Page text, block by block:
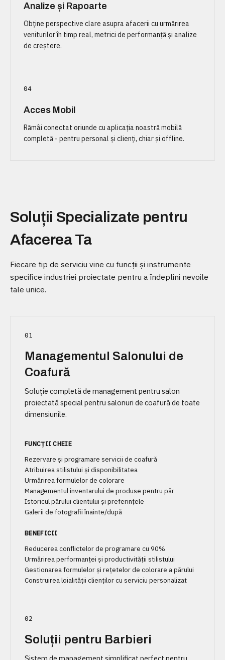
Analize și Rapoarte
Obține perspective clare asupra afacerii cu urmărirea
veniturilor în timp real, metrici de performanță și analize
de creștere.
04
Acces Mobil
Rămâi conectat oriunde cu aplicația noastră mobilă
completă - pentru personal și clienți, chiar și offline.
Soluții Specializate pentru
Afacerea Ta
Fiecare tip de serviciu vine cu funcții și instrumente
specifice industriei proiectate pentru a îndeplini nevoile
tale unice.
01
Managementul Salonului de
Coafură
Soluție completă de management pentru salon
proiectată special pentru salonuri de coafură de toate
dimensiunile.
FUNCȚII CHEIE
Rezervare și programare servicii de coafură
Atribuirea stilistului și disponibilitatea
Urmărirea formulelor de colorare
Managementul inventarului de produse pentru păr
Istoricul părului clientului și preferințele
Galerii de fotografii înainte/după
BENEFICII
Reducerea conflictelor de programare cu 90%
Urmărirea performanței și productivității stilistului
Gestionarea formulelor și rețetelor de colorare a părului
Construirea loialității clienților cu serviciu personalizat
02
Soluții pentru Barbieri